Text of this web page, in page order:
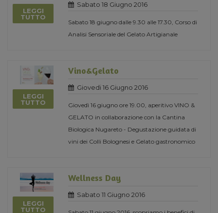
LEGGI
TUTTO
Sabato 18 Giugno 2016
Sabato 18 giugno dalle 9.30 alle 17.30, Corso di
Analisi Sensoriale del Gelato Artigianale
LEGGI
TUTTO
Vino&Gelato
Giovedi 16 Giugno 2016
Giovedì 16 giugno ore 19.00, aperitivo VINO &
GELATO in collaborazione con la Cantina
Biologica Nugareto - Degustazione guidata di
vini dei Colli Bolognesi e Gelato gastronomico
LEGGI
TUTTO
Wellness Day
Sabato 11 Giugno 2016